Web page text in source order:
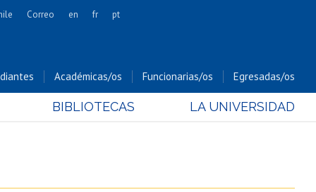
Cs. Forestales y Conservación
Cs. Sociales
Correo en fr pt
Académicas/os Funcionarias/os Egresadas/os
BIBLIOTECAS LA UNIVERSIDAD